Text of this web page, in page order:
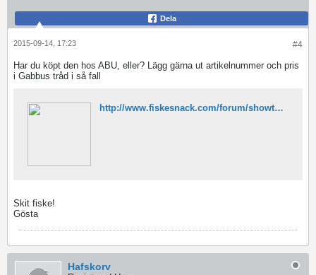
Dela
#4
2015-09-14, 17:23
Har du köpt den hos ABU, eller? Lägg gärna ut artikelnummer och pris
i Gabbus tråd i så fall
http://www.fiskesnack.com/forum/showthread.php/172977-ABU-rulltrim-reservdelar-prislista?highlight=Gabbu
Skit fiske!
Gösta
Hafskorv